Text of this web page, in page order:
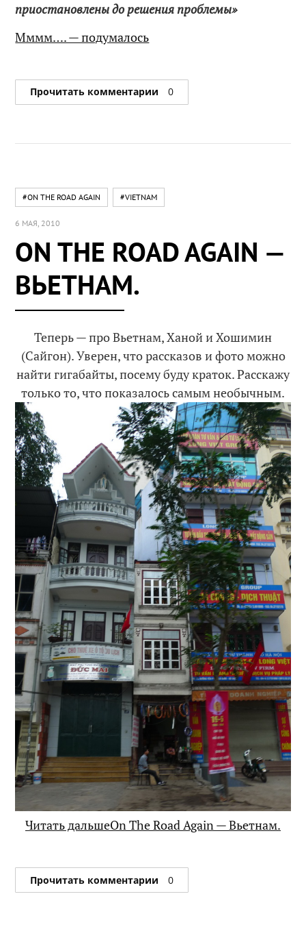
приостановлены до решения проблемы»
Мммм…. — подумалось
Прочитать комментарии 0
#ON THE ROAD AGAIN #VIETNAM
6 МАЯ, 2010
ON THE ROAD AGAIN —
ВЬЕТНАМ.
Теперь — про Вьетнам, Ханой и Хошимин
(Сайгон). Уверен, что рассказов и фото можно
найти гигабайты, посему буду краток. Расскажу
только то, что показалось самым необычным.
Читать дальшеOn The Road Again — Вьетнам.
Прочитать комментарии 0